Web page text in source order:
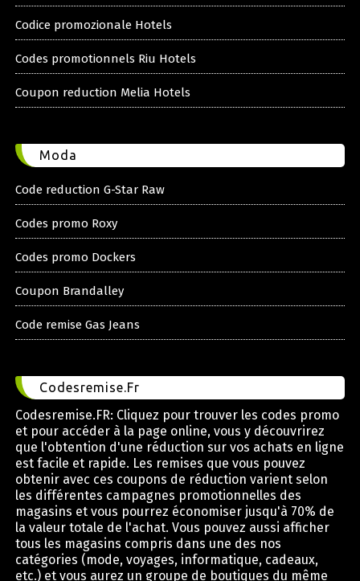
Codice promozionale Hotels
Codes promotionnels Riu Hotels
Coupon reduction Melia Hotels
Moda
Code reduction G-Star Raw
Codes promo Roxy
Codes promo Dockers
Coupon Brandalley
Code remise Gas Jeans
Codesremise.Fr
Codesremise.FR: Cliquez pour trouver les codes promo
et pour accéder à la page online, vous y découvrirez
que l'obtention d'une réduction sur vos achats en ligne
est facile et rapide. Les remises que vous pouvez
obtenir avec ces coupons de réduction varient selon
les différentes campagnes promotionnelles des
magasins et vous pourrez économiser jusqu'à 70% de
la valeur totale de l'achat. Vous pouvez aussi afficher
tous les magasins compris dans une des nos
catégories (mode, voyages, informatique, cadeaux,
etc.) et vous aurez un groupe de boutiques du même